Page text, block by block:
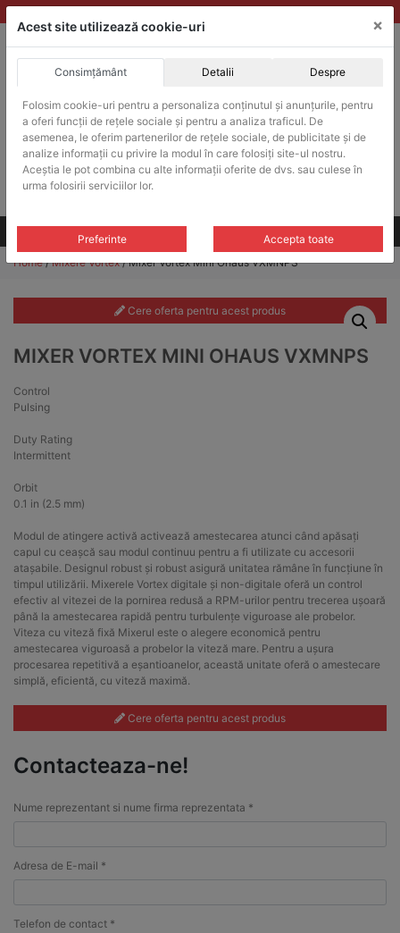
Skip
to
ACHIZITII PUBLICE
Produsele pot fi achizitionate si in sistemul SEAP / SICAP
Products
search
CAUTARE
Toate produsele
Home/Mixere Vortex/ Mixer Vortex Mini Ohaus VXMNPS
Cere oferta pentru acest produs
MIXER VORTEX MINI OHAUS VXMNPS
Control
Pulsing
Duty Rating
Intermittent
Orbit
0.1 in (2.5 mm)
Modul de atingere activă activează amestecarea atunci când apăsați
capul cu ceașcă sau modul continuu pentru a fi utilizate cu accesorii
atașabile. Designul robust și robust asigură unitatea rămâne în funcțiune în
timpul utilizării. Mixerele Vortex digitale și non-digitale oferă un control
efectiv al vitezei de la pornirea redusă a RPM-urilor pentru trecerea ușoară
până la amestecarea rapidă pentru turbulențe viguroase ale probelor.
Viteza cu viteză fixă Mixerul este o alegere economică pentru
amestecarea viguroasă a probelor la viteză mare. Pentru a ușura
procesarea repetitivă a eșantioanelor, această unitate oferă o amestecare
simplă, eficientă, cu viteză maximă.
Cere oferta pentru acest produs
Contacteaza-ne!
Nume reprezentant si nume firma reprezentata *
Adresa de E-mail *
Telefon de contact *
Acest site utilizează cookie-uri ×
Consimțământ Detalii Despre
Folosim cookie-uri pentru a personaliza conținutul și anunțurile, pentru
a oferi funcții de rețele sociale și pentru a analiza traficul. De
asemenea, le oferim partenerilor de rețele sociale, de publicitate și de
analize informații cu privire la modul în care folosiți site-ul nostru.
Aceștia le pot combina cu alte informații oferite de dvs. sau culese în
urma folosirii serviciilor lor.
Preferinte Accepta toate